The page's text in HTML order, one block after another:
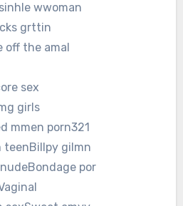
wwoman
grttin
off the amal
sex
girls
mmen porn321
teenBillpy gilmn
por